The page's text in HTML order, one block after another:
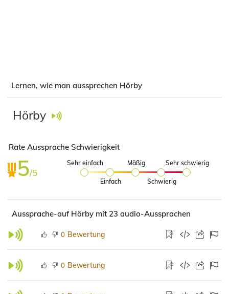
Lernen, wie man aussprechen Hörby
Hörby
Rate Aussprache Schwierigkeit
5/5
Sehr einfach
Einfach
Mäßig
Schwierig
Sehr schwierig
Aussprache-auf Hörby mit 23 audio-Aussprachen
0 Bewertung
0 Bewertung